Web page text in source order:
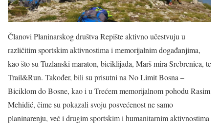
Članovi Planinarskog društva Repište aktivno učestvuju u
različitim sportskim aktivnostima i memorijalnim događanjima,
kao što su Tuzlanski maraton, biciklijada, Marš mira Srebrenica, te
Trail&Run. Također, bili su prisutni na No Limit Bosna –
Biciklom do Bosne, kao i u Trećem memorijalnom pohodu Rasim
Mehidić, čime su pokazali svoju posvećenost ne samo
planinarenju, već i drugim sportskim i humanitarnim aktivnostima